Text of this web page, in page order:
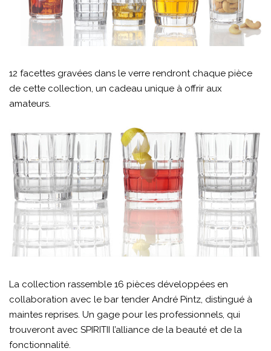
12 facettes gravées dans le verre rendront chaque pièce
de cette collection, un cadeau unique à offrir aux
amateurs.
La collection rassemble 16 pièces développées en
collaboration avec le bar tender André Pintz, distingué à
maintes reprises. Un gage pour les professionnels, qui
trouveront avec SPIRITII l’alliance de la beauté et de la
fonctionnalité.